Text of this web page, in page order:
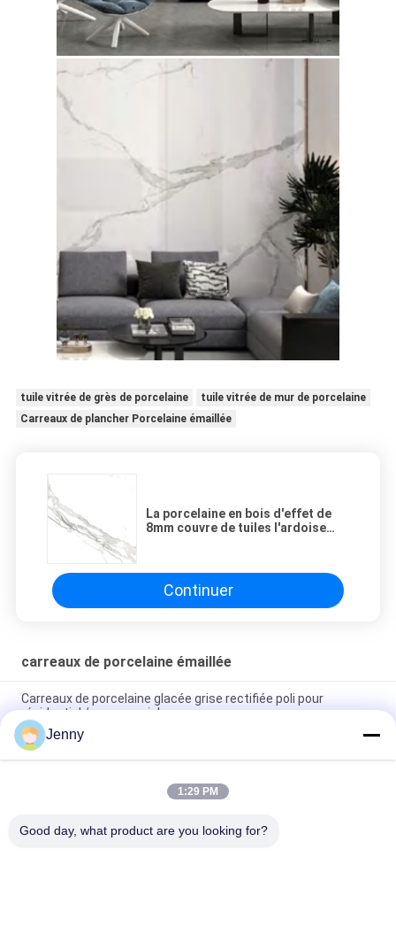
tuile vitrée de grès de porcelaine
tuile vitrée de mur de porcelaine
Carreaux de plancher Porcelaine émaillée
La porcelaine en bois d'effet de
8mm couvre de tuiles l'ardoise
Continuer
carreaux de porcelaine émaillée
Carreaux de porcelaine glacée grise rectifiée poli pour
résidentiel / commercial
Carreaux de porcelaine rectifiée glacée brillante avec finition
polie à faible absorption d'eau
Carreaux blancs vitrés Machine Carreaux de porcelaine de
Jenny
1:29 PM
Good day, what product are you looking for?